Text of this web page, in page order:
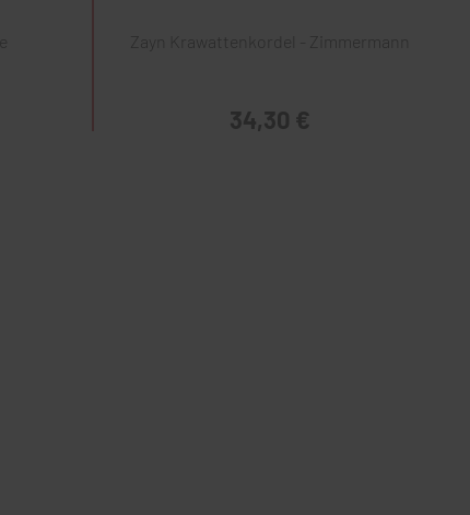
Zayn Krawattenkordel - Zimmermann
34,30 €